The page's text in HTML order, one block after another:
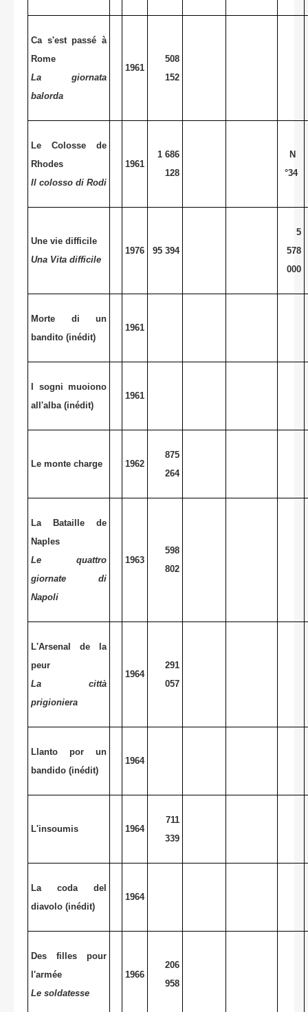
Ca s'est passé à
Rome
La giornata
balorda
1961
508
152
Le Colosse de
Rhodes
Il colosso di Rodi
1961
1 686
128
N
°34
Une vie difficile
Una Vita difficile
1976 95 394
5
578
000
Morte di un
bandito (inédit)
1961
I sogni muoiono
all'alba (inédit)
1961
Le monte charge 1962
875
264
La Bataille de
Naples
Le quattro
giornate di
Napoli
1963
598
802
L'Arsenal de la
peur
La città
prigioniera
1964
291
057
Llanto por un
bandido (inédit)
1964
L'insoumis 1964
711
339
La coda del
diavolo (inédit)
1964
Des filles pour
l'armée
Le soldatesse
1966
206
958